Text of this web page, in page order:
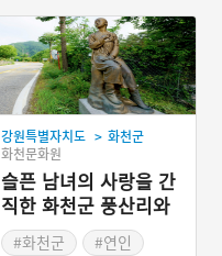
강원특별자치도 > 화천군
화천문화원
슬픈 남녀의 사랑을 간
직한 화천군 풍산리와
처녀고개
#화천군
#연인